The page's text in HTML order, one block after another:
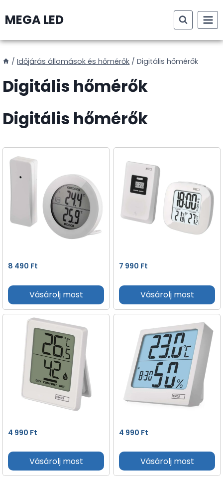
toMEGA LED
/ Időjárás állomások és hőmérők / Digitális hőmérők
Digitális hőmérők
Digitális hőmérők
8 490 Ft
Vásárolj most
7 990 Ft
Vásárolj most
4 990 Ft
Vásárolj most
4 990 Ft
Vásárolj most